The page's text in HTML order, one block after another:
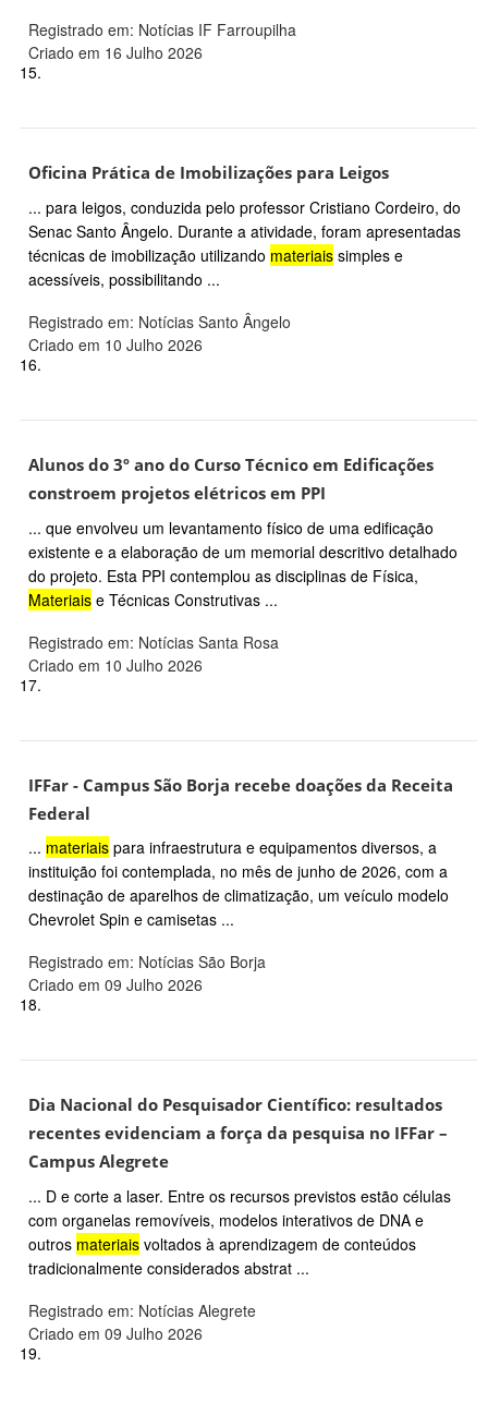
Registrado em: Notícias IF Farroupilha
Criado em 16 Julho 2026
15.
Oficina Prática de Imobilizações para Leigos
... para leigos, conduzida pelo professor Cristiano Cordeiro, do
Senac Santo Ângelo. Durante a atividade, foram apresentadas
técnicas de imobilização utilizando materiais simples e
acessíveis, possibilitando ...
Registrado em: Notícias Santo Ângelo
Criado em 10 Julho 2026
16.
Alunos do 3º ano do Curso Técnico em Edificações
constroem projetos elétricos em PPI
... que envolveu um levantamento físico de uma edificação
existente e a elaboração de um memorial descritivo detalhado
do projeto. Esta PPI contemplou as disciplinas de Física,
Materiais e Técnicas Construtivas ...
Registrado em: Notícias Santa Rosa
Criado em 10 Julho 2026
17.
IFFar - Campus São Borja recebe doações da Receita
Federal
... materiais para infraestrutura e equipamentos diversos, a
instituição foi contemplada, no mês de junho de 2026, com a
destinação de aparelhos de climatização, um veículo modelo
Chevrolet Spin e camisetas ...
Registrado em: Notícias São Borja
Criado em 09 Julho 2026
18.
Dia Nacional do Pesquisador Científico: resultados
recentes evidenciam a força da pesquisa no IFFar –
Campus Alegrete
... D e corte a laser. Entre os recursos previstos estão células
com organelas removíveis, modelos interativos de DNA e
outros materiais voltados à aprendizagem de conteúdos
tradicionalmente considerados abstrat ...
Registrado em: Notícias Alegrete
Criado em 09 Julho 2026
19.